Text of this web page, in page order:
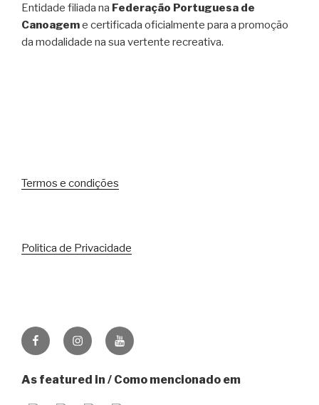
Entidade filiada na Federação Portuguesa de
Canoageme certificada oficialmente para a promoção
da modalidade na sua vertente recreativa.
Termos e condições
Politica de Privacidade
FacebookInstagramYoutube
As featured in / Como mencionado em